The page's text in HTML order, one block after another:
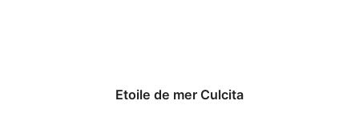
Etoile de mer Culcita